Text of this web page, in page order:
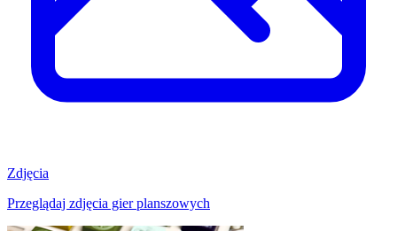
Zdjęcia
Przeglądaj zdjęcia gier planszowych